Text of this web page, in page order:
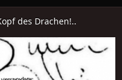
des Drachen!..